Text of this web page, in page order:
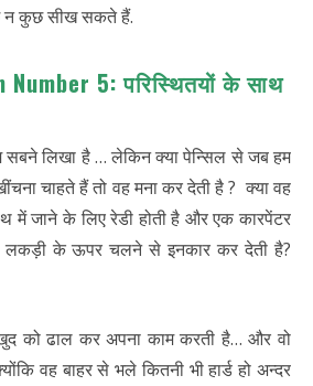
कुछ सीख सकते हैं.
Number 5: परिस्थितयों के साथ
सबने लिखा है … लेकिन क्या पेन्सिल से जब हम
चाहते हैं तो वह मना कर देती है ? क्या वह
में जाने के लिए रेडी होती है और एक कारपेंटर
लकड़ी के ऊपर चलने से इनकार कर देती है?
खुद को ढाल कर अपना काम करती है… और वो
वह बाहर से भले कितनी भी हार्ड हो अन्दर